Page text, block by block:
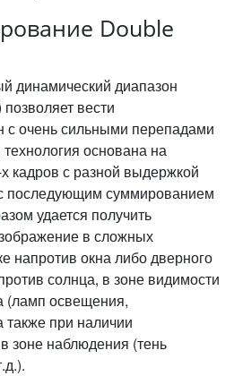
Double
динамический диапазон
позволяет вести
с очень сильными перепадами
основана на
кадров с разной выдержкой
последующим суммированием
удается получить
в сложных
напротив окна либо дверного
солнца, в зоне видимости
(ламп освещения,
при наличии
зоне наблюдения (тень